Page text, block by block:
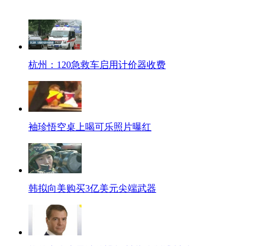
杭州：120急救车启用计价器收费
袖珍悟空桌上喝可乐照片曝红
韩拟向美购买3亿美元尖端武器